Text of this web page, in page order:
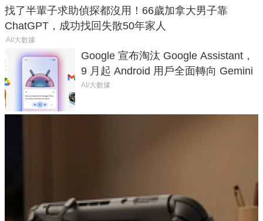
找了半輩子求助偵探都沒用！66歲加拿大男子靠
ChatGPT，成功找回失散50年家人
AI/大數據
Google 宣布淘汰 Google Assistant，
9 月起 Android 用戶全面轉向 Gemini
AI/大數據